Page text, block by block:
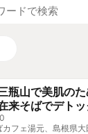
瓶山で美肌の
来そばでデト